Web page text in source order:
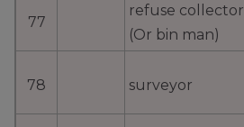
77
refuse collector
(Or bin man)
78 surveyor